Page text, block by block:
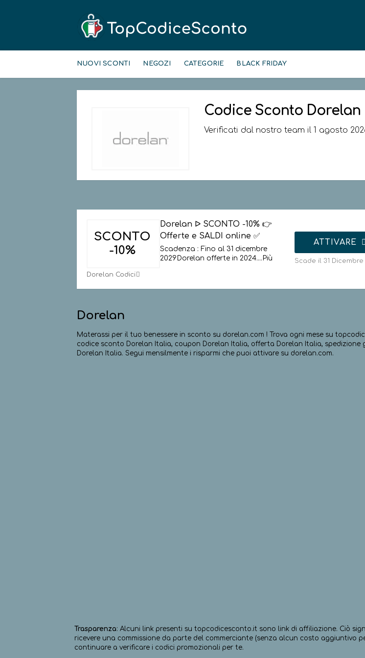
to
NUOVI SCONTI NEGOZI CATEGORIE BLACK FRIDAY
Codice Sconto Dorelan
Verificati dal nostro team il 1 agosto
SCONTO
-10%
Dorelan Codici
Dorelan ᐅ SCONTO -10% 👉
Offerte e SALDI online ✅
Scadenza : Fino al 31 dicembre
2029Dorelan offerte in 2024.... Più
ATTIVARE
Scade il 31 Dicembre
Dorelan
Materassi per il tuo benessere in sconto su dorelan.com ! Trova ogni mese su
codice sconto Dorelan Italia, coupon Dorelan Italia, offerta Dorelan Italia, spedizione
Dorelan Italia. Segui mensilmente i risparmi che puoi attivare su dorelan.com.
Trasparenza: Alcuni link presenti su topcodicesconto.it sono link di affiliazione. Ciò
ricevere una commissione da parte del commerciante (senza alcun costo aggiuntivo
continuare a verificare i codici promozionali per te.